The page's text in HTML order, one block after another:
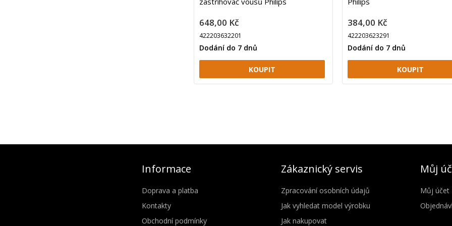
648,00 Kč
422203632201
Dodání do 7 dnů
384,00 Kč
422203623291
Dodání do 7 dnů
Informace
Doprava a platba
Kontakty
Obchodní podmínky
Zákaznický servis
Zpracování osobních údajů
Jak vyhledat model výrobku
Jak nakupovat
Můj
Můj účet